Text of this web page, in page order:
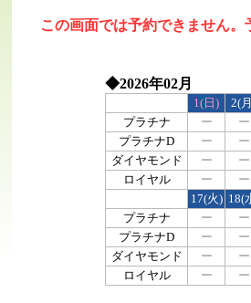
この画面では予約できません
◆2026年02月
1(日) 2(
プラチナ ー ー
プラチナD
ー ー
ダイヤモンド
ー ー
ロイヤル
ー ー
17(火) 18(
プラチナ ー ー
プラチナD
ー ー
ダイヤモンド
ー ー
ロイヤル
ー ー